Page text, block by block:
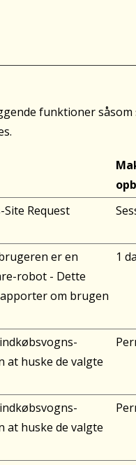
funktioner
Request
er en
robot - Dette
om brugen
1
at huske de valgte
at huske de valgte